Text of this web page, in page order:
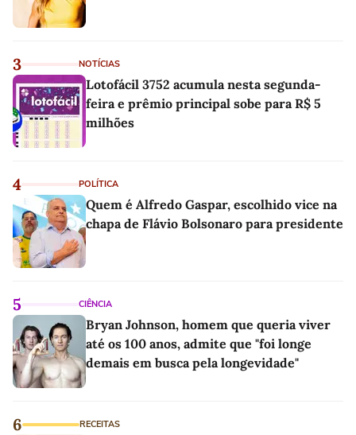
3 NOTÍCIAS
Lotofácil 3752 acumula nesta segunda-
feira e prêmio principal sobe para R$ 5
milhões
4 POLÍTICA
Quem é Alfredo Gaspar, escolhido vice na
chapa de Flávio Bolsonaro para presidente
5 CIÊNCIA
Bryan Johnson, homem que queria viver
até os 100 anos, admite que "foi longe
demais em busca pela longevidade"
6 RECEITAS